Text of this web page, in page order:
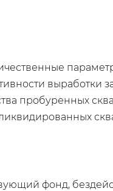
пробуренных
фонд,